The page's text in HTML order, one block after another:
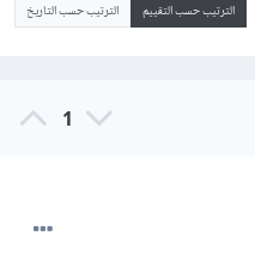
الترتيب حسب التقييم الترتيب حسب التاريخ
1